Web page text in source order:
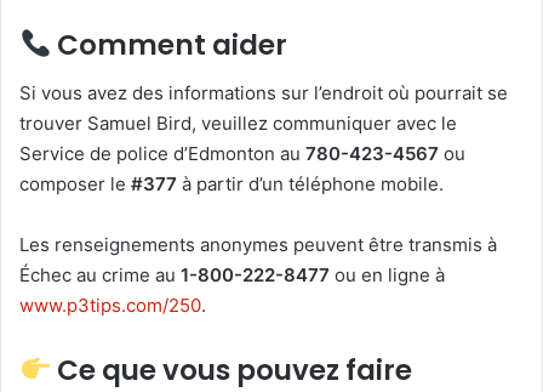
Comment aider
Si vous avez des informations sur l’endroit où pourrait se
trouver Samuel Bird, veuillez communiquer avec le
Service de police d’Edmonton au 780-423-4567 ou
composer le #377 à partir d’un téléphone mobile.
Les renseignements anonymes peuvent être transmis à
Échec au crime au 1-800-222-8477 ou en ligne à
www.p3tips.com/250.
Ce que vous pouvez faire